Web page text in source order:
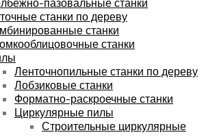
станки по дереву
станки
станки
Ленточнопильные станки по дереву
Лобзиковые станки
Форматно-раскроечные станки
Циркулярные пилы
Строительные циркулярные